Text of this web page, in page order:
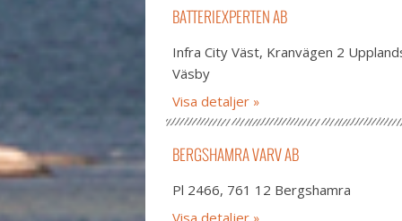
BATTERIEXPERTEN AB
Infra City Väst, Kranvägen 2
Väsby
Visa detaljer
BERGSHAMRA VARV AB
Pl 2466, 761 12 Bergshamra